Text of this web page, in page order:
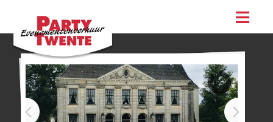
assortiment
evenementen
feesten